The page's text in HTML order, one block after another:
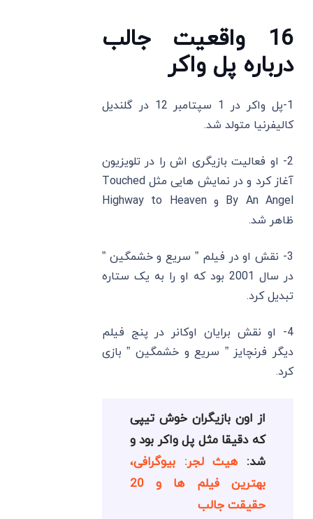
16 واقعیت جالب
درباره پل واکر
1-پل واکر در 1 سپتامبر 12 در گلندیل
کالیفرنیا متولد شد.
2- او فعالیت بازیگری ‌اش را در تلویزیون
آغاز کرد و در نمایش‌ هایی مثل Touched
By An Angel و Highway to Heaven
ظاهر شد.
3- نقش او در فیلم ” سریع و خشمگین ”
در سال 2001 بود که او را به یک ستاره
تبدیل کرد.
4- او نقش برایان اوکانر در پنج فیلم
دیگر فرنچایز ” سریع و خشمگین ” بازی
کرد.
از اون بازیگران خوش تیپی
که دقیقا مثل پل واکر بود و
شد: هیث لجر: بیوگرافی،
بهترین فیلم ها و 20
حقیقت جالب